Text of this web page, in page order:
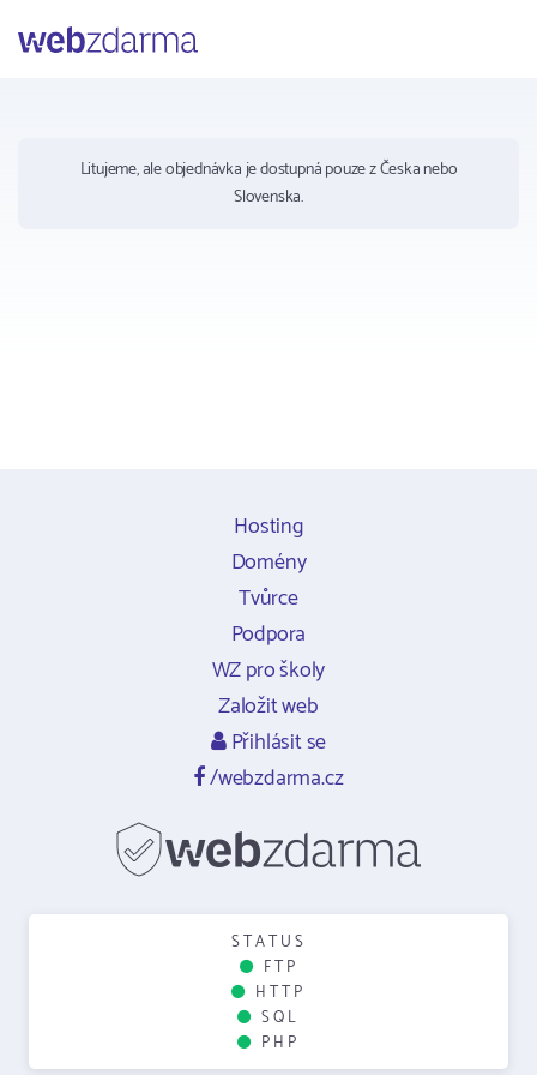
Litujeme, ale objednávka je dostupná pouze z Česka nebo
Slovenska.
Hosting
Domény
Tvůrce
Podpora
WZ pro školy
Založit web
Přihlásit se
/webzdarma.cz
STATUS
FTP
HTTP
SQL
PHP